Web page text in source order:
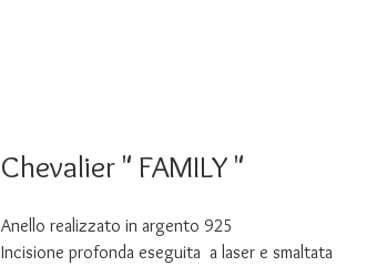
Chevalier " FAMILY "
Anello realizzato in argento 925
Incisione profonda eseguita a laser e smaltata